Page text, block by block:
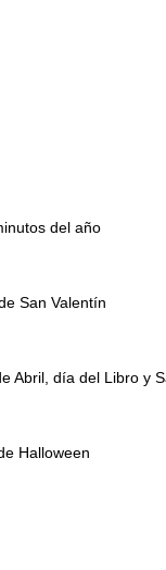
del año
San Valentín
Abril, día del Libro y
Halloween